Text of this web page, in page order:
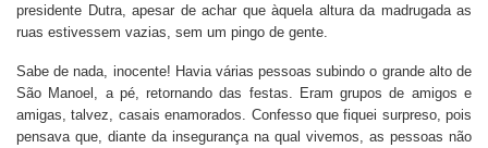
presidente Dutra, apesar de achar que àquela altura da madrugada as
ruas estivessem vazias, sem um pingo de gente.
Sabe de nada, inocente! Havia várias pessoas subindo o grande alto de
São Manoel, a pé, retornando das festas. Eram grupos de amigos e
amigas, talvez, casais enamorados. Confesso que fiquei surpreso, pois
pensava que, diante da insegurança na qual vivemos, as pessoas não